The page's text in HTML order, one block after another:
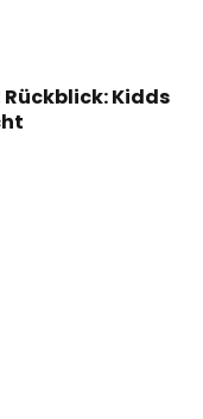
Rückblick: Kidds